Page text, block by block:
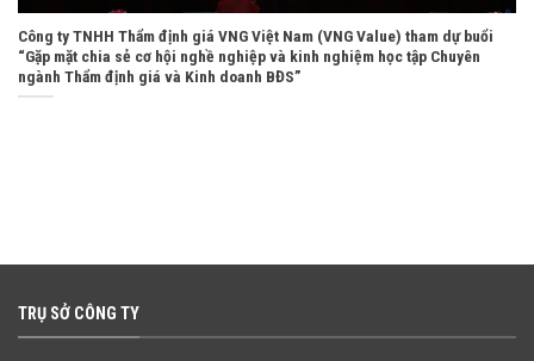
Công ty TNHH Thẩm định giá VNG Việt Nam (VNG Value) tham dự buổi
“Gặp mặt chia sẻ cơ hội nghề nghiệp và kinh nghiệm học tập Chuyên
ngành Thẩm định giá và Kinh doanh BĐS”
TRỤ SỞ CÔNG TY